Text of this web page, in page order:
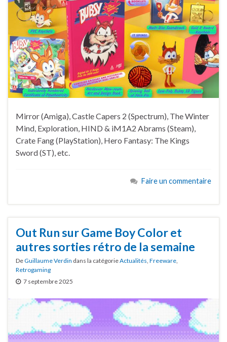
Mirror (Amiga), Castle Capers 2 (Spectrum), The Winter
Mind, Exploration, HIND & iM1A2 Abrams (Steam),
Crate Fang (PlayStation), Hero Fantasy: The Kings
Sword (ST), etc.
Faire un commentaire
Out Run sur Game Boy Color et
autres sorties rétro de la semaine
DeGuillaume Verdin dans la catégorieActualités Freeware
Retrogaming
7 septembre 2025